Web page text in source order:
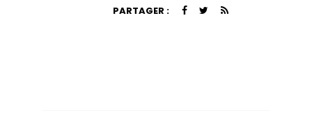
PARTAGER :